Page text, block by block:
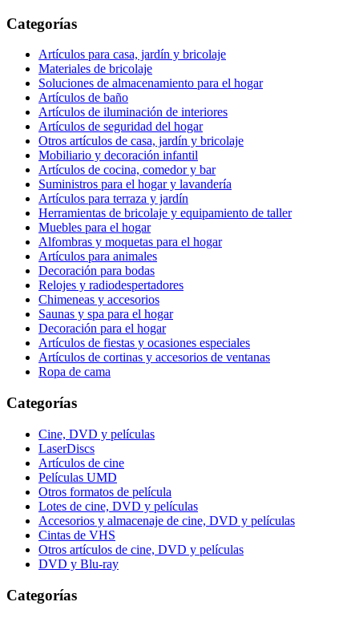
Categorías
Artículos para casa, jardín y bricolaje
Materiales de bricolaje
Soluciones de almacenamiento para el hogar
Artículos de baño
Artículos de iluminación de interiores
Artículos de seguridad del hogar
Otros artículos de casa, jardín y bricolaje
Mobiliario y decoración infantil
Artículos de cocina, comedor y bar
Suministros para el hogar y lavandería
Artículos para terraza y jardín
Herramientas de bricolaje y equipamiento de taller
Muebles para el hogar
Alfombras y moquetas para el hogar
Artículos para animales
Decoración para bodas
Relojes y radiodespertadores
Chimeneas y accesorios
Saunas y spa para el hogar
Decoración para el hogar
Artículos de fiestas y ocasiones especiales
Artículos de cortinas y accesorios de ventanas
Ropa de cama
Categorías
Cine, DVD y películas
LaserDiscs
Artículos de cine
Películas UMD
Otros formatos de película
Lotes de cine, DVD y películas
Accesorios y almacenaje de cine, DVD y películas
Cintas de VHS
Otros artículos de cine, DVD y películas
DVD y Blu-ray
Categorías